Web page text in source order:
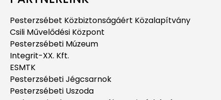
Pesterzsébet Közbiztonságáért Közalapítvány
Csili Művelődési Központ
Pesterzsébeti Múzeum
Integrit-XX. Kft.
ESMTK
Pesterzsébeti Jégcsarnok
Pesterzsébeti Uszoda